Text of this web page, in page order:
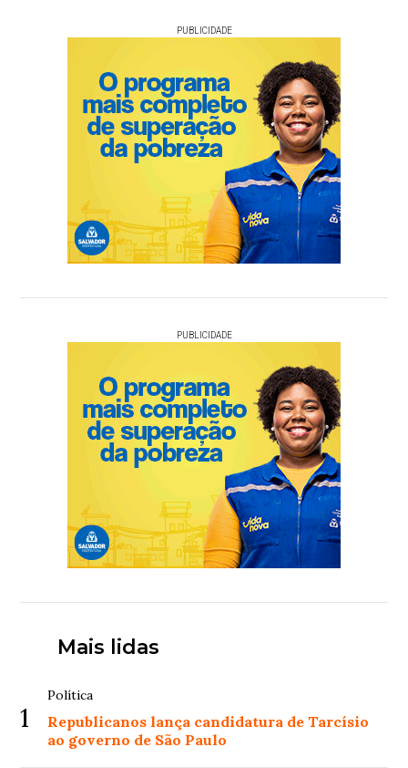
PUBLICIDADE
PUBLICIDADE
Mais lidas
1
Política
Republicanos lança candidatura de Tarcísio
ao governo de São Paulo